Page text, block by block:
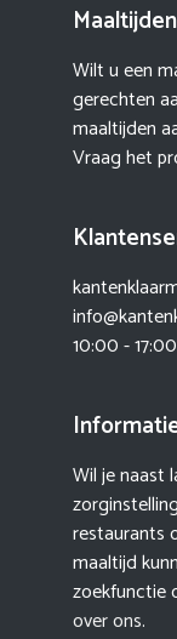
Wilt u een
gerechten
maaltijden
Vraag het
10:00 -
Wil je naast
restaurants
maaltijd
zoekfunctie
over ons.